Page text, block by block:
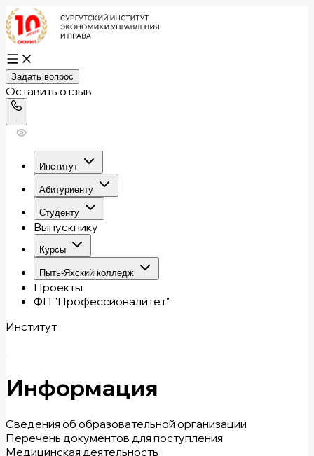
Задать вопрос
Оставить отзыв
Институт
Абитуриенту
Студенту
Выпускнику
Курсы
Пыть-Яхский колледж
Проекты
ФП "Профессионалитет"
Институт
Информация
Сведения об образовательной организации
Перечень документов для поступления
Медицинская деятельность